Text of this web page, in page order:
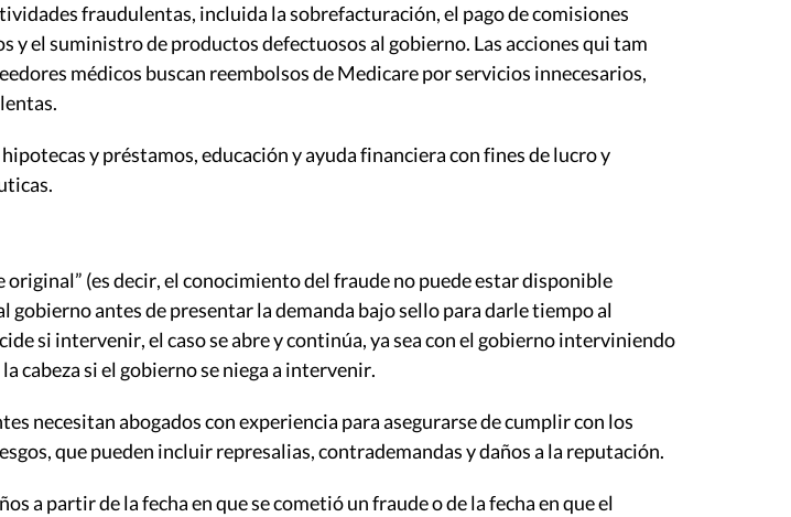
fraudulentas, incluida la sobrefacturación, el pago de comisiones
el suministro de productos defectuosos al gobierno. Las acciones qui tam
médicos buscan reembolsos de Medicare por servicios innecesarios,
y préstamos, educación y ayuda financiera con fines de lucro y
(es decir, el conocimiento del fraude no puede estar disponible
antes de presentar la demanda bajo sello para darle tiempo al
si intervenir, el caso se abre y continúa, ya sea con el gobierno interviniendo
cabeza si el gobierno se niega a intervenir.
necesitan abogados con experiencia para asegurarse de cumplir con los
que pueden incluir represalias, contrademandas y daños a la reputación.
a partir de la fecha en que se cometió un fraude o de la fecha en que el